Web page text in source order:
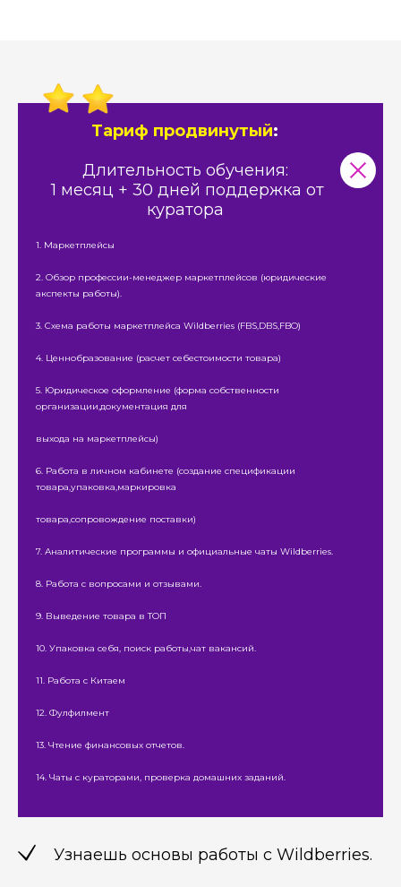
Тариф продвинутый:
Длительность обучения:
1 месяц + 30 дней поддержка от
куратора
1. Маркетплейсы
2. Обзор профессии-менеджер маркетплейсов (юридические
акспекты работы).
3. Схема работы маркетплейса Wildberries (FBS,DBS,FBO)
4. Ценнобразование (расчет себестоимости товара)
5. Юридическое оформление (форма собственности
организации,документация для
выхода на маркетплейсы)
6. Работа в личном кабинете (создание спецификации
товара,упаковка,маркировка
товара,сопровождение поставки)
7. Аналитические программы и официальные чаты Wildberries.
8. Работа с вопросами и отзывами.
9. Выведение товара в ТОП
10. Упаковка себя, поиск работы,чат вакансий.
11. Работа с Китаем
12. Фулфилмент
13. Чтение финансовых отчетов.
14. Чаты с кураторами, проверка домашних заданий.
Узнаешь основы работы с Wildberries.